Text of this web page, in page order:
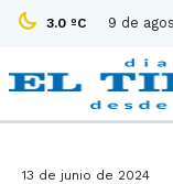
3.0 ºC 9 de
13 de junio de 2024